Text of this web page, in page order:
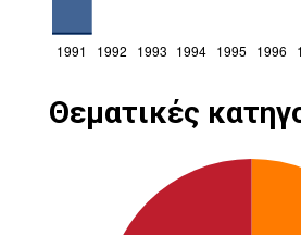
Θεματικές